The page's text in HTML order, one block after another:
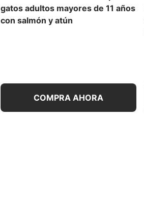
gatos adultos mayores de 11 años
con salmón y atún
COMPRA AHORA